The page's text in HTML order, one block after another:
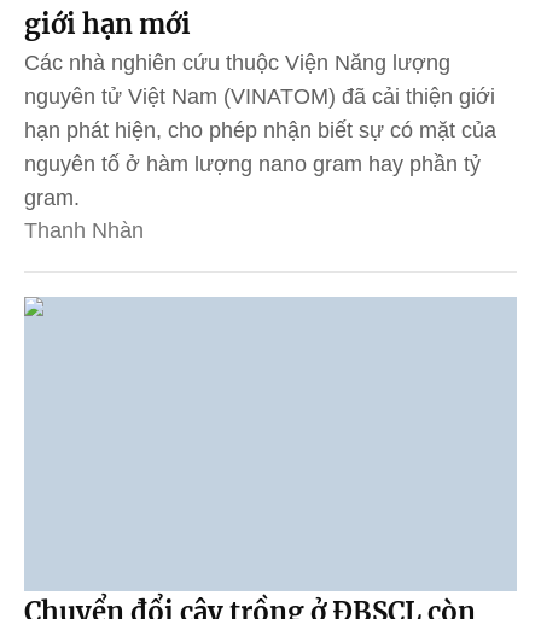
giới hạn mới
Các nhà nghiên cứu thuộc Viện Năng lượng
nguyên tử Việt Nam (VINATOM) đã cải thiện giới
hạn phát hiện, cho phép nhận biết sự có mặt của
nguyên tố ở hàm lượng nano gram hay phần tỷ
gram.
Thanh Nhàn
Chuyển đổi cây trồng ở ĐBSCL còn